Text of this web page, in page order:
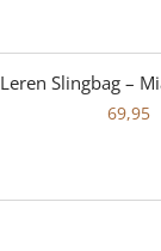
Leren Slingbag –
69,95